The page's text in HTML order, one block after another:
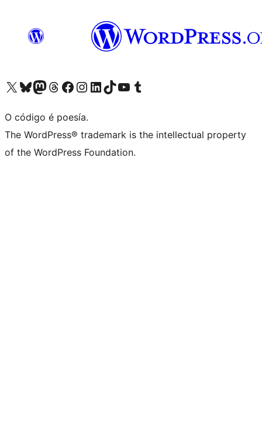
Visita la cuenta de X (anteriormente Twitter)
Visita a nosa conta de Bluesky
Visita a nosa conta de Mastodon
Visita a nosa conta de Threads
Visita a nosa páxina de Facebook
Visita a nosa conta de Instagram
Visita a nosa conta de LinkedIn
Visita a nosa conta de TikTok
Visita a nosa canle de YouTube
Visita a nosa conta de Tumblr
O código é poesía.
The WordPress® trademark is the intellectual property
of the WordPress Foundation.